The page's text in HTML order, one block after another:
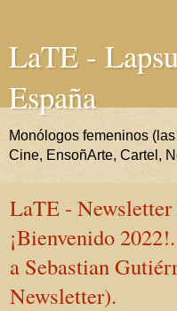
LaTE -
España
Monólogos femeninos
Cine, EnsoñArte, Cartel,
LaTE - Newsletter
¡Bienvenido
a Sebastian
Newsletter).